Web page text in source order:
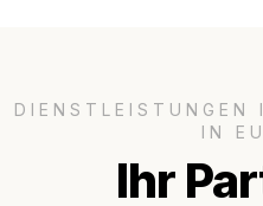
DIENSTLEISTUNGEN
IN
Ihr